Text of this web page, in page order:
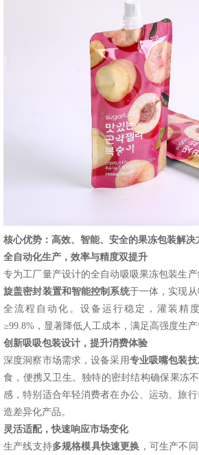
核心优势：高效、智能、安全的果冻包装解决
全自动化生产，效率与精度双提升
专为工厂量产设计的全自动吸吸果冻包装生
旋盖密封装置和智能控制系统于一体，实现
全流程自动化。设备运行稳定，灌装精
≥99.8%，显著降低人工成本，满足高强度生产
创新吸吸包装设计，提升消费体验
深度洞察市场需求，设备采用专业吸嘴包装
食，便携又卫生。独特的密封结构确保果冻
感，特别适合年轻消费者在办公、运动、旅
造差异化产品。
灵活适配，快速响应市场变化
生产线支持多规格模具快速更换 ，可生产不